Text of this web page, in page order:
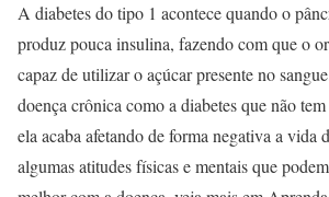
A diabetes do tipo 1 acontece quando o
produz pouca insulina, fazendo com que o
capaz de utilizar o açúcar presente no
doença crônica como a diabetes que não
ela acaba afetando de forma negativa a vida
algumas atitudes físicas e mentais que